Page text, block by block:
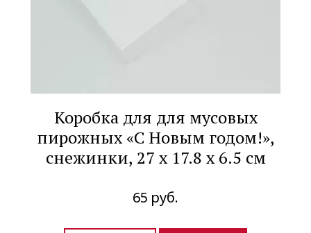
Коробка для для мусовых
пирожных «С Новым годом!»,
снежинки, 27 х 17.8 х 6.5 см
65 руб.